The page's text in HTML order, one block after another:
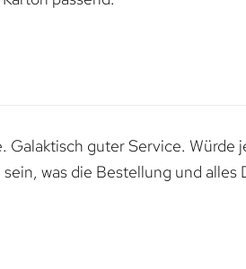
Galaktisch guter Service. Würde
was die Bestellung und alles